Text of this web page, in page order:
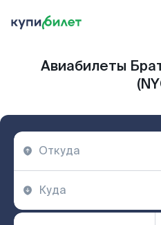
Авиабилеты